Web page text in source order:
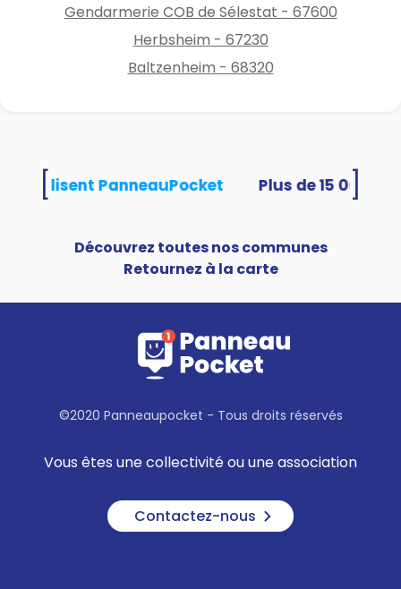
Gendarmerie COB de Sélestat - 67600
Herbsheim - 67230
Baltzenheim - 68320
utilisent PanneauPocket
Découvrez toutes nos communes
Retournez à la carte
©2020 Panneaupocket - Tous droits réservés
Vous êtes une collectivité ou une association
Contactez-nous